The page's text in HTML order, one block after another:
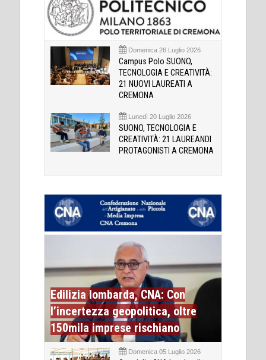
Domenica 26 Luglio 2026
Campus Polo SUONO,
TECNOLOGIA E CREATIVITÀ:
21 NUOVI LAUREATI A
CREMONA
Lunedì 20 Luglio 2026
SUONO, TECNOLOGIA E
CREATIVITÀ: 21 LAUREANDI
PROTAGONISTI A CREMONA
Edilizia lombarda, CNA: Con
l’incertezza geopolitica, oltre
150mila imprese rischiano
Domenica 05 Luglio 2026